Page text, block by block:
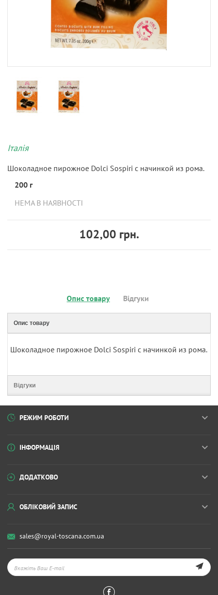
Італія
Шоколадное пирожное Dolci Sospiri с начинкой из рома.
200 г
НЕМА В НАЯВНОСТІ
102,00 грн.
Опис товару Відгуки
Опис товару
Шоколадное пирожное Dolci Sospiri с начинкой из рома.
Відгуки
РЕЖИМ РОБОТИ
ІНФОРМАЦІЯ
ДОДАТКОВО
ОБЛІКОВИЙ ЗАПИС
sales@royal-toscana.com.ua